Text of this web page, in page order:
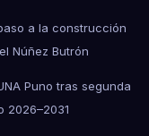
a la construcción
Núñez Butrón
Puno tras segunda
2026–2031